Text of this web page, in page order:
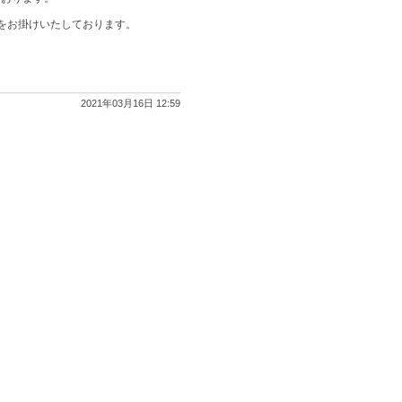
掛けいたしております。
2021年03月16日 12:59